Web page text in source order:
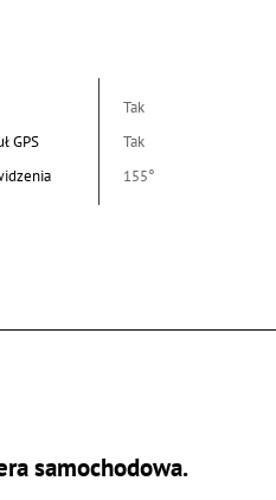
Tak
GPS
Tak
155°
samochodowa.